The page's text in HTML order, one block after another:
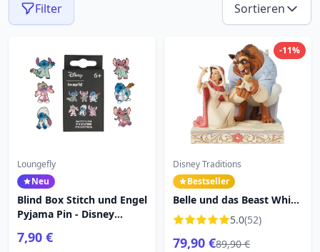
Filter Sortieren
Loungefly
Neu
Blind Box Stitch und Engel
Pyjama Pin - Disney
7,90 €
-11%
Disney Traditions
Bestseller
Belle und das Beast White
Woodland – DISNEY
TRADITIONS
5.0(52)
79,90 €89,90 €